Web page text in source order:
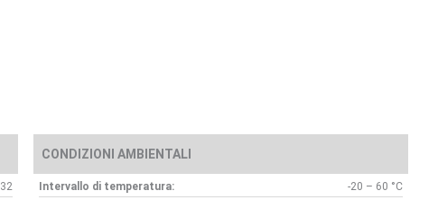
32
CONDIZIONI AMBIENTALI
Intervallo di temperatura: -20 – 60 °C